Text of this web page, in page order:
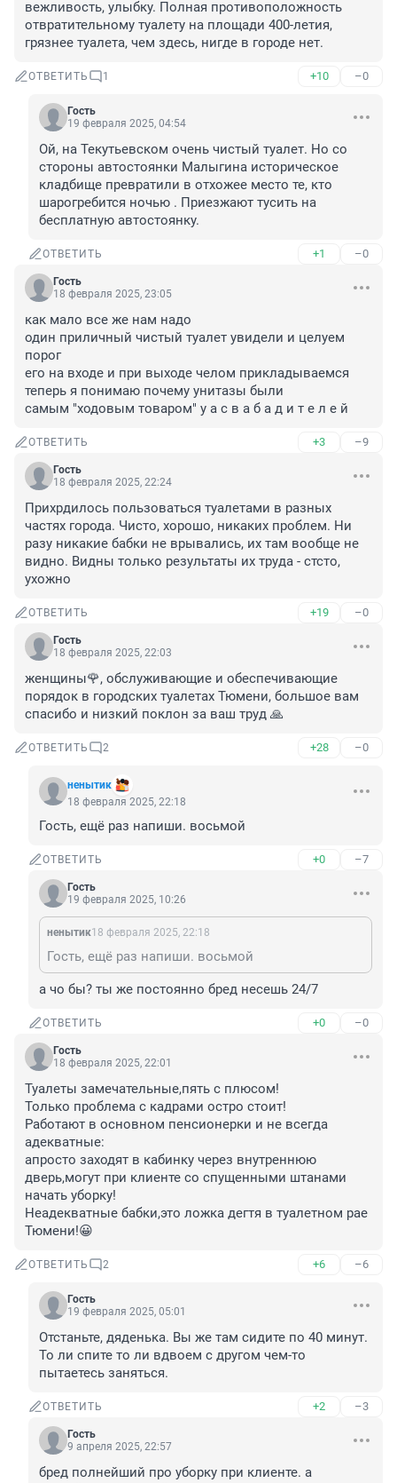
вежливость, улыбку. Полная противоположность
отвратительному туалету на площади 400-летия,
грязнее туалета, чем здесь, нигде в городе нет.
ОТВЕТИТЬ 1 +10 –0
Гость
19 февраля 2025, 04:54
Ой, на Текутьевском очень чистый туалет. Но со
стороны автостоянки Малыгина историческое
кладбище превратили в отхожее место те, кто
шарогребится ночью . Приезжают тусить на
бесплатную автостоянку.
ОТВЕТИТЬ +1 –0
Гость
18 февраля 2025, 23:05
как мало все же нам надо
один приличный чистый туалет увидели и целуем
порог
его на входе и при выходе челом прикладываемся
теперь я понимаю почему унитазы были
самым "ходовым товаром" у а с в а б а д и т е л е й
ОТВЕТИТЬ +3 –9
Гость
18 февраля 2025, 22:24
Прихрдилось пользоваться туалетами в разных
частях города. Чисто, хорошо, никаких проблем. Ни
разу никакие бабки не врывались, их там вообще не
видно. Видны только результаты их труда - стсто,
ухожно
ОТВЕТИТЬ +19 –0
Гость
18 февраля 2025, 22:03
женщины🌹, обслуживающие и обеспечивающие
порядок в городских туалетах Тюмени, большое вам
спасибо и низкий поклон за ваш труд 🙏
ОТВЕТИТЬ 2 +28 –0
ненытик
18 февраля 2025, 22:18
Гость, ещё раз напиши. восьмой
ОТВЕТИТЬ +0 –7
Гость
19 февраля 2025, 10:26
ненытик18 февраля 2025, 22:18
Гость, ещё раз напиши. восьмой
а чо бы? ты же постоянно бред несешь 24/7
ОТВЕТИТЬ +0 –0
Гость
18 февраля 2025, 22:01
Туалеты замечательные,пять с плюсом!
Только проблема с кадрами остро стоит!
Работают в основном пенсионерки и не всегда
адекватные:
апросто заходят в кабинку через внутреннюю
дверь,могут при клиенте со спущенными штанами
начать уборку!
Неадекватные бабки,это ложка дегтя в туалетном рае
Тюмени!😀
ОТВЕТИТЬ 2 +6 –6
Гость
19 февраля 2025, 05:01
Отстаньте, дяденька. Вы же там сидите по 40 минут.
То ли спите то ли вдвоем с другом чем-то
пытаетесь заняться.
ОТВЕТИТЬ +2 –3
Гость
9 апреля 2025, 22:57
бред полнейший про уборку при клиенте. а